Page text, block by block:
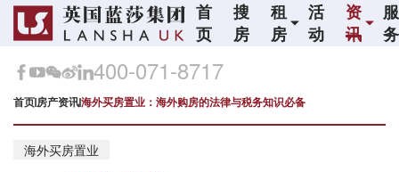
首
页
搜
房
租
房
活
动
资
讯
服
务
400-071-8717
首页房产资讯海外买房置业：海外购房的法律与税务知识必备
海外买房置业